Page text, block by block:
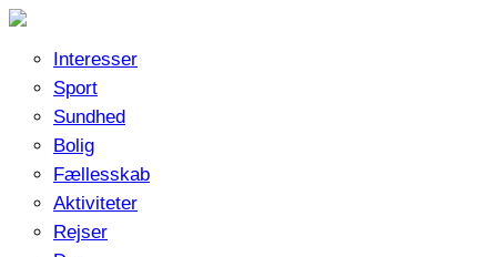
Interesser
Sport
Sundhed
Bolig
Fællesskab
Aktiviteter
Rejser